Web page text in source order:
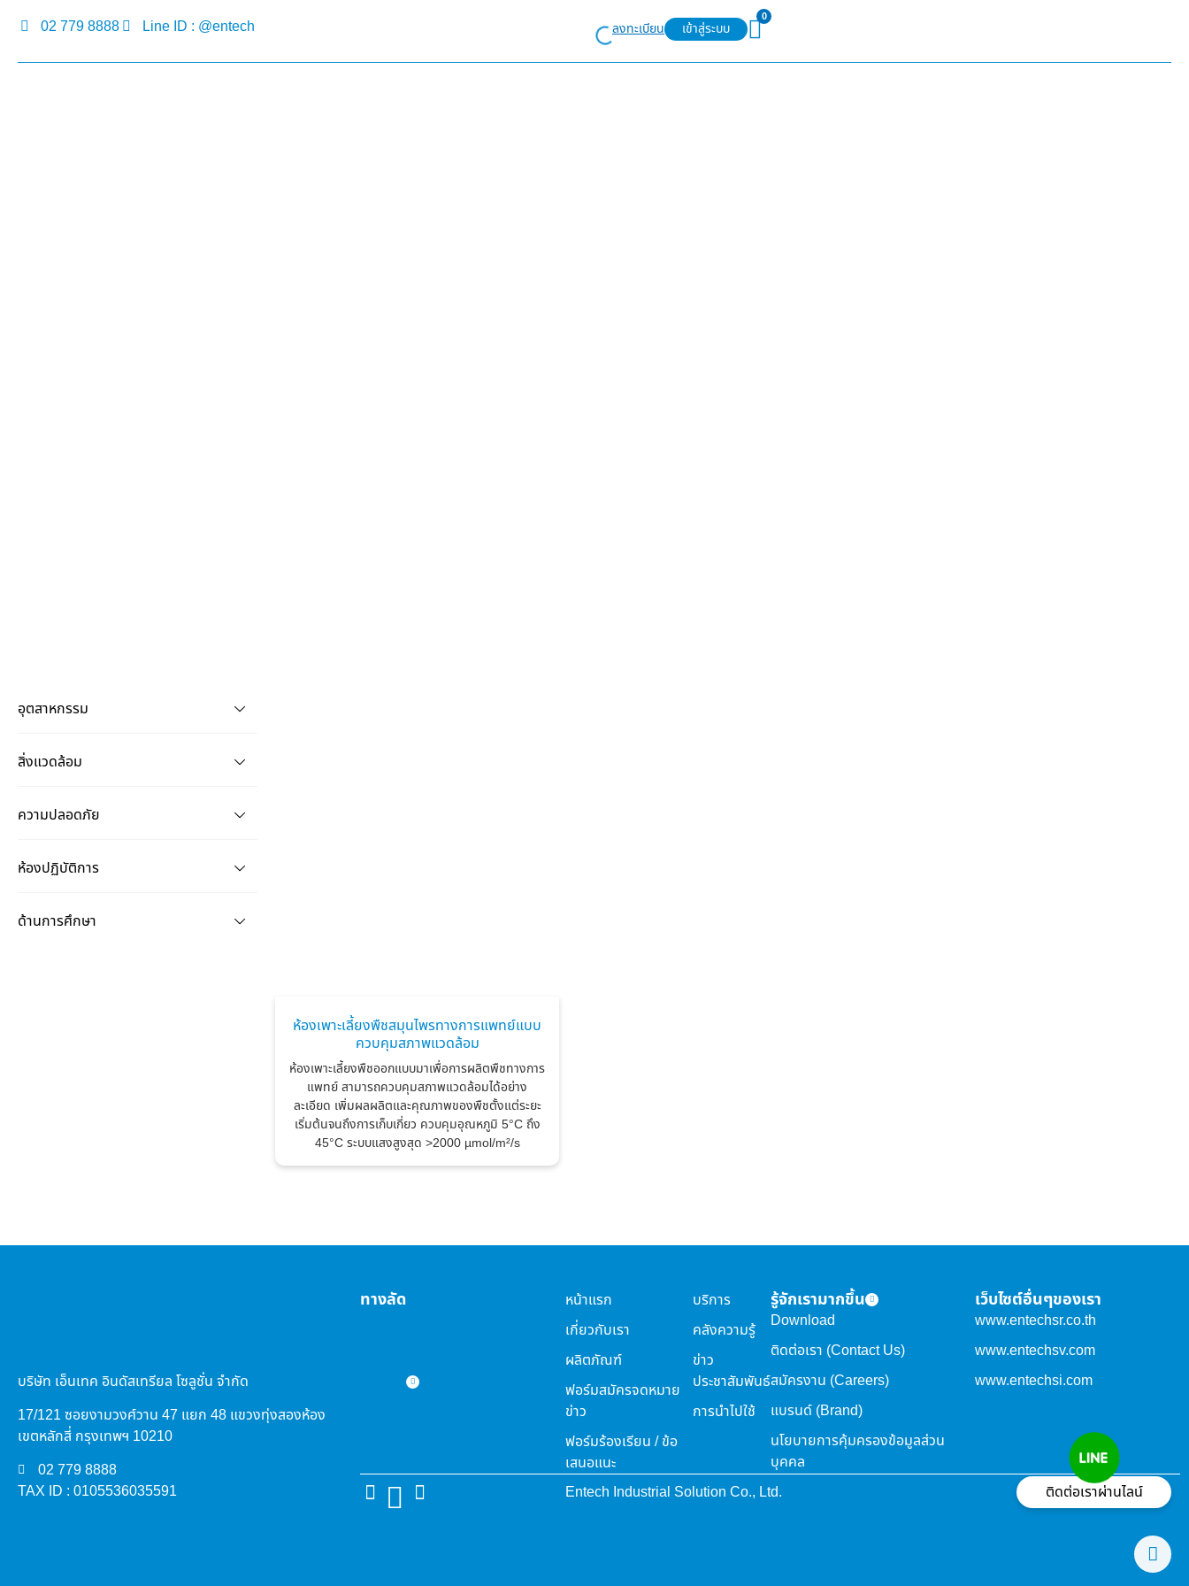
02 779 8888 Line ID : @entech ลงทะเบียน เข้าสู่ระบบ
0
อุตสาหกรรม
สิ่งแวดล้อม
ความปลอดภัย
ห้องปฏิบัติการ
ด้านการศึกษา
ห้องเพาะเลี้ยงพืชสมุนไพรทางการแพทย์แบบ
ควบคุมสภาพแวดล้อม
ห้องเพาะเลี้ยงพืชออกแบบมาเพื่อการผลิตพืชทางการ
แพทย์ สามารถควบคุมสภาพแวดล้อมได้อย่าง
ละเอียด เพิ่มผลผลิตและคุณภาพของพืชตั้งแต่ระยะ
เริ่มต้นจนถึงการเก็บเกี่ยว ควบคุมอุณหภูมิ 5°C ถึง
45°C ระบบแสงสูงสุด >2000 µmol/m²/s
บริษัท เอ็นเทค อินดัสเทรียล โซลูชั่น จำกัด
17/121 ซอยงามวงศ์วาน 47 แยก 48 แขวงทุ่งสองห้อง
เขตหลักสี่ กรุงเทพฯ 10210
02 779 8888
TAX ID : 0105536035591
ทางลัด
หน้าแรก
เกี่ยวกับเรา
ผลิตภัณฑ์
ฟอร์มสมัครจดหมาย
ข่าว
ฟอร์มร้องเรียน / ข้อ
เสนอแนะ
บริการ
คลังความรู้
ข่าว
ประชาสัมพันธ์
การนำไปใช้
รู้จักเรามากขึ้น
Download
ติดต่อเรา (Contact Us)
สมัครงาน (Careers)
แบรนด์ (Brand)
นโยบายการคุ้มครองข้อมูลส่วน
บุคคล
เว็บไซต์อื่นๆของเรา
www.entechsr.co.th
www.entechsv.com
www.entechsi.com
ติดต่อเราผ่านไลน์
Entech Industrial Solution Co., Ltd.